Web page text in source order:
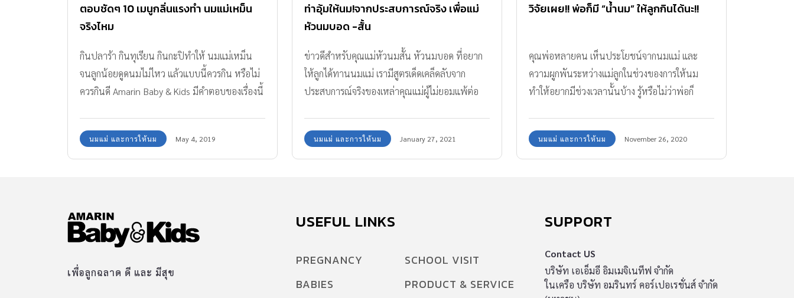
ตอบชัดๆ 10 เมนูกลิ่นแรงทำ นมแม่เหม็น
จริงไหม
กินปลาร้า กินทุเรียน กินกะปิทำให้ นมแม่เหม็น
จนลูกน้อยดูดนมไม่ไหว แล้วแบบนี้ควรกิน หรือไม่
ควรกินดี Amarin Baby & Kids มีคำตอบของเรื่องนี้
นมแม่ และการให้นม May 4, 2019
ท่าอุ้มให้นม!จากประสบการณ์จริง เพื่อแม่
หัวนมบอด -สั้น
ข่าวดีสำหรับคุณแม่หัวนมสั้น หัวนมบอด ที่อยาก
ให้ลูกได้ทานนมแม่ เรามีสูตรเด็ดเคล็ดลับจาก
ประสบการณ์จริงของเหล่าคุณแม่ผู้ไม่ยอมแพ้ต่อ
นมแม่ และการให้นม January 27, 2021
วิจัยเผย!! พ่อก็มี “น้ำนม” ให้ลูกกินได้นะ!!
คุณพ่อหลายคน เห็นประโยชน์จากนมแม่ และ
ความผูกพันระหว่างแม่ลูกในช่วงของการให้นม
ทำให้อยากมีช่วงเวลานั้นบ้าง รู้หรือไม่ว่าพ่อก็
นมแม่ และการให้นม November 26, 2020
เพื่อลูกฉลาด ดี และ มีสุข
USEFUL LINKS
PREGNANCY
BABIES
SCHOOL VISIT
PRODUCT & SERVICE
SUPPORT
Contact US
บริษัท เอเอ็มอี อิมเมจิเนทีฟ จำกัด
ในเครือ บริษัท อมรินทร์ คอร์เปอเรชั่นส์ จำกัด